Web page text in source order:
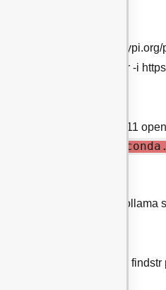
versions open-webui
-Uri "https://
--upgrade --no-cache-dir -i
run -n openwebui_311
-FilePath
，默认已关联ollama
open-webui.exe /F
webui.exe /F;tasklist | findstr
/F